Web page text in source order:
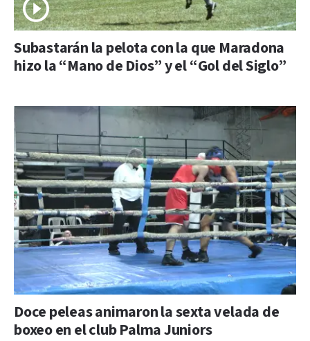
Subastarán la pelota con la que Maradona
hizo la “Mano de Dios” y el “Gol del Siglo”
Doce peleas animaron la sexta velada de
boxeo en el club Palma Juniors